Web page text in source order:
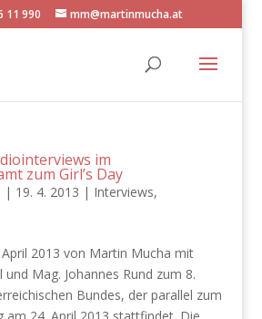
11 990 mm@martinmucha.at
im
zum Girl’s Day
| 19. 4. 2013 | Interviews,
2013 von Martin Mucha mit
und Mag. Johannes Rund zum 8.
Bundes, der parallel zum